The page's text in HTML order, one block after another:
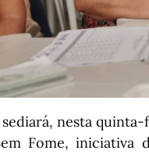
nesta
Fome,